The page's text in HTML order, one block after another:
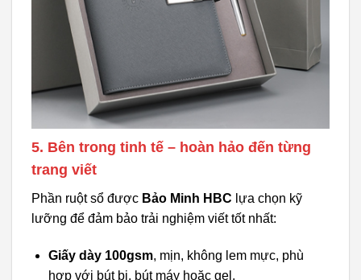
5. Bên trong tinh tế – hoàn hảo đến từng
trang viết
Phần ruột sổ được Bảo Minh HBC lựa chọn kỹ
lưỡng để đảm bảo trải nghiệm viết tốt nhất:
Giấy dày 100gsm, mịn, không lem mực, phù
hợp với bút bi, bút máy hoặc gel.